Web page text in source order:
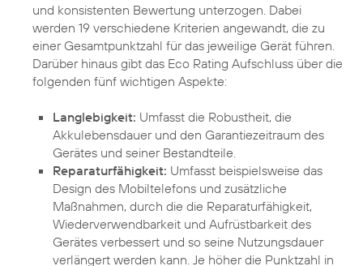
und konsistenten Bewertung unterzogen. Dabei
werden 19 verschiedene Kriterien angewandt, die zu
einer Gesamtpunktzahl für das jeweilige Gerät führen.
Darüber hinaus gibt das Eco Rating Aufschluss über die
folgenden fünf wichtigen Aspekte:
Langlebigkeit: Umfasst die Robustheit, die
Akkulebensdauer und den Garantiezeitraum des
Gerätes und seiner Bestandteile.
Reparaturfähigkeit: Umfasst beispielsweise das
Design des Mobiltelefons und zusätzliche
Maßnahmen, durch die die Reparaturfähigkeit,
Wiederverwendbarkeit und Aufrüstbarkeit des
Gerätes verbessert und so seine Nutzungsdauer
verlängert werden kann. Je höher die Punktzahl in